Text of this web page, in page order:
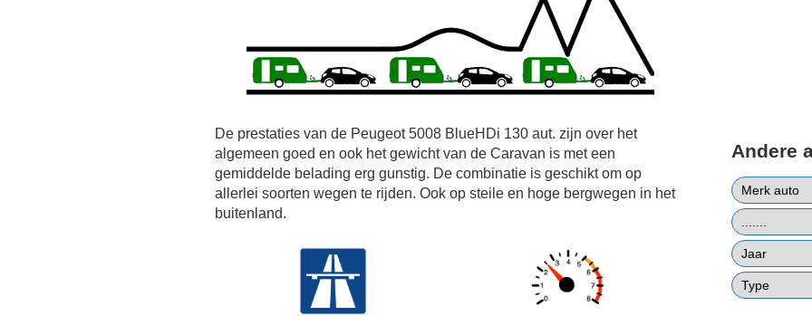
De prestaties van de Peugeot 5008 BlueHDi 130 aut. zijn over het
algemeen goed en ook het gewicht van de Caravan is met een
gemiddelde belading erg gunstig. De combinatie is geschikt om op
allerlei soorten wegen te rijden. Ook op steile en hoge bergwegen in het
buitenland.
Andere